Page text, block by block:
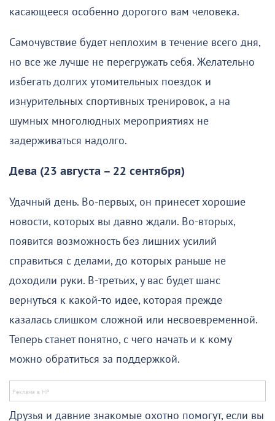
касающееся особенно дорогого вам человека.
Самочувствие будет неплохим в течение всего дня,
но все же лучше не перегружать себя. Желательно
избегать долгих утомительных поездок и
изнурительных спортивных тренировок, а на
шумных многолюдных мероприятиях не
задерживаться надолго.
Дева (23 августа – 22 сентября)
Удачный день. Во-первых, он принесет хорошие
новости, которых вы давно ждали. Во-вторых,
появится возможность без лишних усилий
справиться с делами, до которых раньше не
доходили руки. В-третьих, у вас будет шанс
вернуться к какой-то идее, которая прежде
казалась слишком сложной или несвоевременной.
Теперь станет понятно, с чего начать и к кому
можно обратиться за поддержкой.
Друзья и давние знакомые охотно помогут, если вы